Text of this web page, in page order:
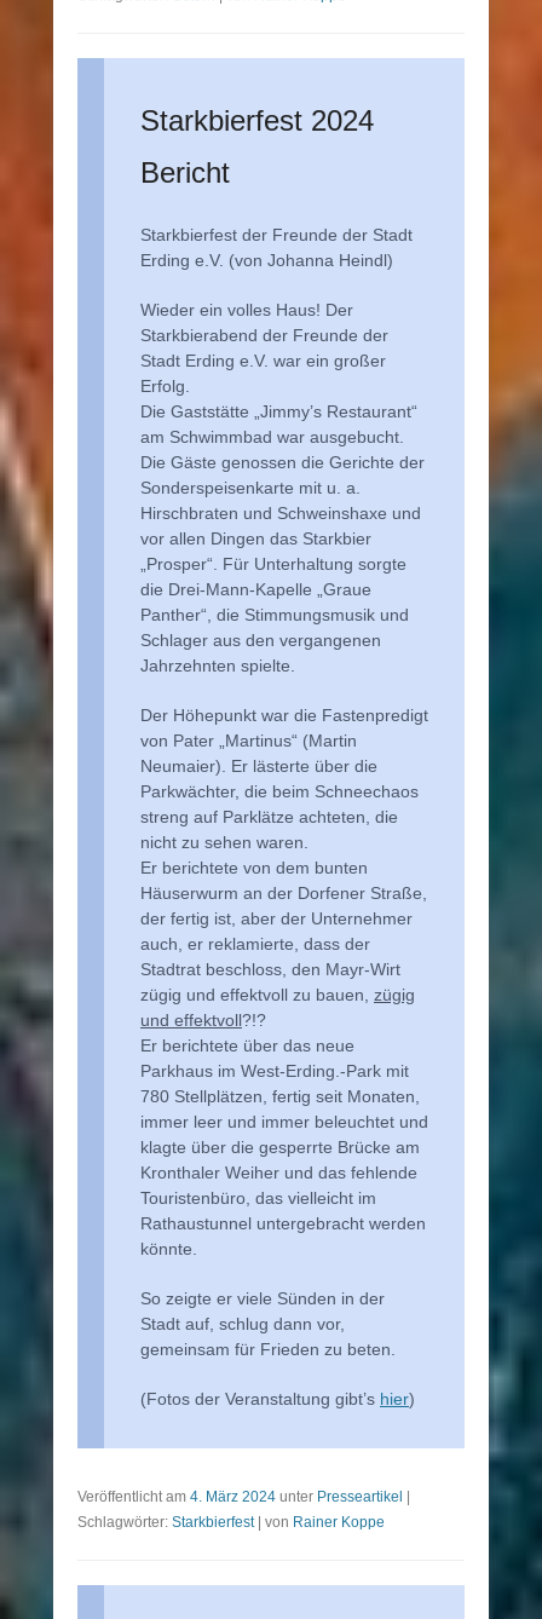
Starkbierfest 2024
Bericht
Starkbierfest der Freunde der Stadt
Erding e.V. (von Johanna Heindl)
Wieder ein volles Haus! Der
Starkbierabend der Freunde der
Stadt Erding e.V. war ein großer
Erfolg.
Die Gaststätte „Jimmy’s Restaurant“
am Schwimmbad war ausgebucht.
Die Gäste genossen die Gerichte der
Sonderspeisenkarte mit u. a.
Hirschbraten und Schweinshaxe und
vor allen Dingen das Starkbier
„Prosper“. Für Unterhaltung sorgte
die Drei-Mann-Kapelle „Graue
Panther“, die Stimmungsmusik und
Schlager aus den vergangenen
Jahrzehnten spielte.
Der Höhepunkt war die Fastenpredigt
von Pater „Martinus“ (Martin
Neumaier). Er lästerte über die
Parkwächter, die beim Schneechaos
streng auf Parklätze achteten, die
nicht zu sehen waren.
Er berichtete von dem bunten
Häuserwurm an der Dorfener Straße,
der fertig ist, aber der Unternehmer
auch, er reklamierte, dass der
Stadtrat beschloss, den Mayr-Wirt
zügig und effektvoll zu bauen, zügig
und effektvoll?!?
Er berichtete über das neue
Parkhaus im West-Erding.-Park mit
780 Stellplätzen, fertig seit Monaten,
immer leer und immer beleuchtet und
klagte über die gesperrte Brücke am
Kronthaler Weiher und das fehlende
Touristenbüro, das vielleicht im
Rathaustunnel untergebracht werden
könnte.
So zeigte er viele Sünden in der
Stadt auf, schlug dann vor,
gemeinsam für Frieden zu beten.
(Fotos der Veranstaltung gibt’s hier)
Veröffentlicht am 4. März 2024 unter Presseartikel |
Schlagwörter: Starkbierfest| von Rainer Koppe